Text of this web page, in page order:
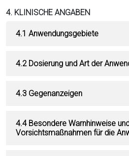
4. KLINISCHE ANGABEN
4.1 Anwendungsgebiete
4.2 Dosierung und Art der
4.3 Gegenanzeigen
4.4 Besondere Warnhinweise
Vorsichtsmaßnahmen für die